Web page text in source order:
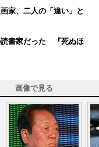
家、二人の「違い」と
読書家だった 『死ぬほ
画像で見る